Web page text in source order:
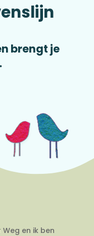
brengt je
Weg en ik ben